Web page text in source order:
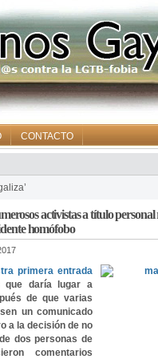
CONTACTO
activistas a título personal
homófobo
primera entrada
que daría lugar a
de que varias
un comunicado
a la decisión de no
dos personas de
comentarios